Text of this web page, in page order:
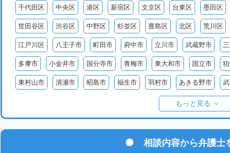
千代田区 中央区 港区 新宿区 文京区 台東区 墨田区
世田谷区 渋谷区 中野区 杉並区 豊島区 北区 荒川区
江戸川区 八王子市 町田市 府中市 立川市 武蔵野市
多摩市 小金井市 国分寺市 青梅市 東大和市 国立市
東村山市 清瀬市 昭島市 福生市 羽村市 あきる野市
西多摩郡檜原村 伊豆大島
御蔵島 八丈島 青ヶ島 小笠原村
もっと見る
相談内容から弁護士